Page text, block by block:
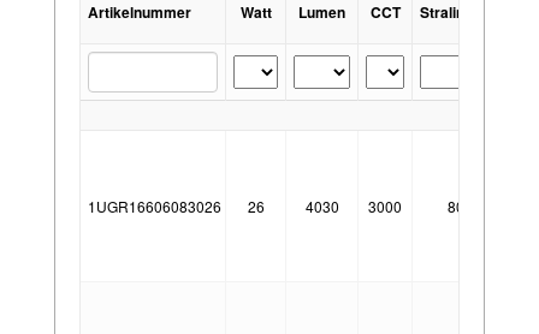
Artikelnummer Watt Lumen CCT Stralingshoek
1UGR16606083026 26 4030 3000 80°